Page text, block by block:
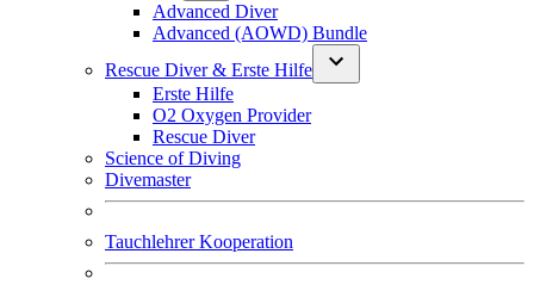
Advanced Diver
Advanced (AOWD) Bundle
Rescue Diver & Erste Hilfe
Erste Hilfe
O2 Oxygen Provider
Rescue Diver
Science of Diving
Divemaster
Tauchlehrer Kooperation